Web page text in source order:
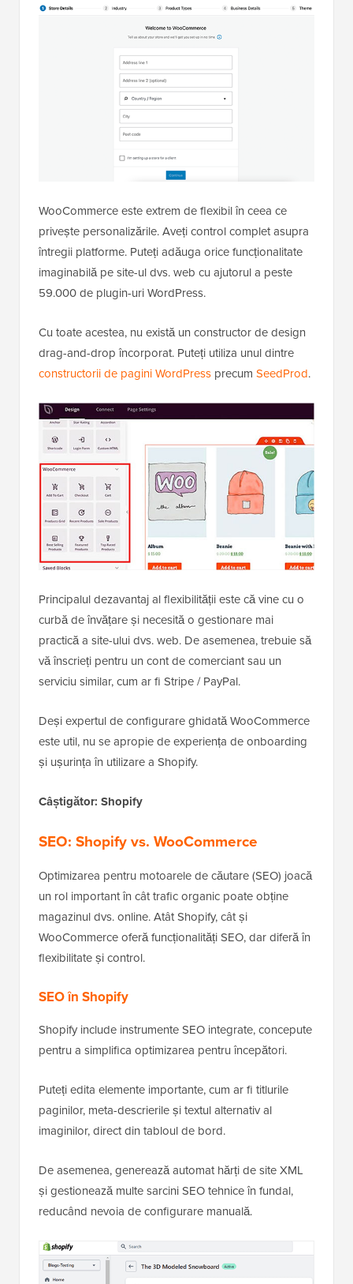
WooCommerce este extrem de flexibil în ceea ce
privește personalizările. Aveți control complet asupra
întregii platforme. Puteți adăuga orice funcționalitate
imaginabilă pe site-ul dvs. web cu ajutorul a peste
59.000 de plugin-uri WordPress.
Cu toate acestea, nu există un constructor de design
drag-and-drop încorporat. Puteți utiliza unul dintre
constructorii de pagini WordPress precum SeedProd.
Principalul dezavantaj al flexibilității este că vine cu o
curbă de învățare și necesită o gestionare mai
practică a site-ului dvs. web. De asemenea, trebuie să
vă înscrieți pentru un cont de comerciant sau un
serviciu similar, cum ar fi Stripe / PayPal.
Deși expertul de configurare ghidată WooCommerce
este util, nu se apropie de experiența de onboarding
și ușurința în utilizare a Shopify.
Câștigător: Shopify
SEO: Shopify vs. WooCommerce
Optimizarea pentru motoarele de căutare (SEO) joacă
un rol important în cât trafic organic poate obține
magazinul dvs. online. Atât Shopify, cât și
WooCommerce oferă funcționalități SEO, dar diferă în
flexibilitate și control.
SEO în Shopify
Shopify include instrumente SEO integrate, concepute
pentru a simplifica optimizarea pentru începători.
Puteți edita elemente importante, cum ar fi titlurile
paginilor, meta-descrierile și textul alternativ al
imaginilor, direct din tabloul de bord.
De asemenea, generează automat hărți de site XML
și gestionează multe sarcini SEO tehnice în fundal,
reducând nevoia de configurare manuală.